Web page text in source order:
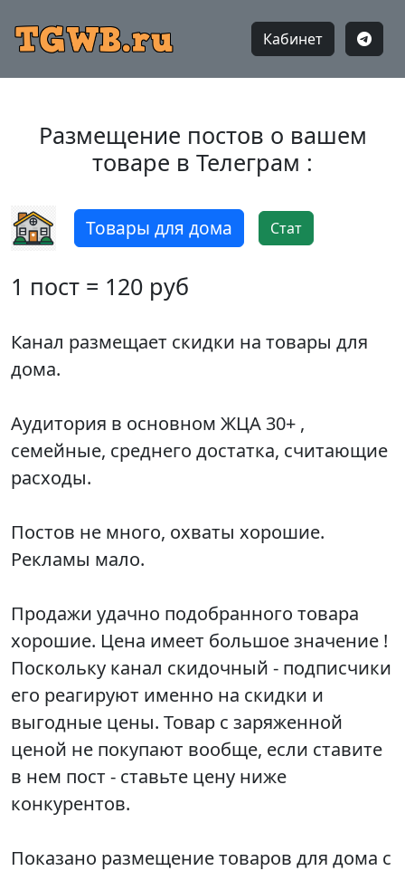
Кабинет
Размещение постов о вашем
товаре в Телеграм :
Товары для дома Стат
1 пост = 120 руб
Канал размещает скидки на товары для
дома.
Аудитория в основном ЖЦА 30+ ,
семейные, среднего достатка, считающие
расходы.
Постов не много, охваты хорошие.
Рекламы мало.
Продажи удачно подобранного товара
хорошие. Цена имеет большое значение !
Поскольку канал скидочный - подписчики
его реагируют именно на скидки и
выгодные цены. Товар с заряженной
ценой не покупают вообще, если ставите
в нем пост - ставьте цену ниже
конкурентов.
Показано размещение товаров для дома с